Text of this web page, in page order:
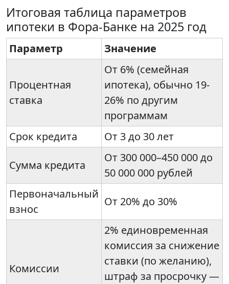
Итоговая таблица параметров
ипотеки в Фора-Банке на 2025 год
Параметр Значение
Процентная
ставка
От 6% (семейная
ипотека), обычно 19-
26% по другим
программам
Срок кредита
От 3 до 30 лет
Сумма кредита
От 300 000–450 000 до
50 000 000 рублей
Первоначальный
взнос
От 20% до 30%
Комиссии
2% единовременная
комиссия за снижение
ставки (по желанию),
штраф за просрочку —